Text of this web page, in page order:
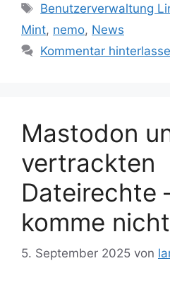
Schlagwörter
Benutzerverwaltung
Mint, nemo, News
Kommentar
Mastodon
vertrackten
Dateirechte
komme
5. September 2025 von